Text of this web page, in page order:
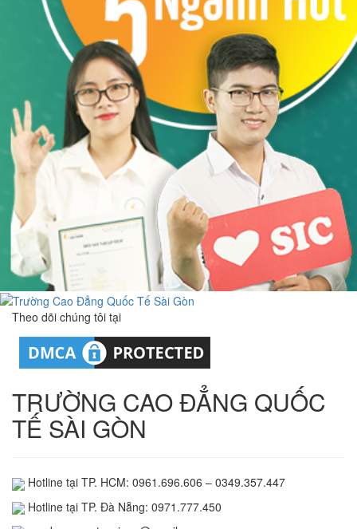
Theo dõi chúng tôi tại
TRƯỜNG CAO ĐẲNG QUỐC
TẾ SÀI GÒN
Hotline tại TP. HCM: 0961.696.606 – 0349.357.447
Hotline tại TP. Đà Nẵng: 0971.777.450